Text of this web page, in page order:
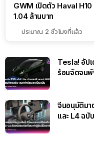
GWM เปิดตัว Haval
1.04 ล้านบาท
ประมาณ 2 ชั่วโมงที่แล้ว
Tesla! อัป
ร้อนจัดจนพั
จีนอนุมัติมา
และ L4 ฉบั